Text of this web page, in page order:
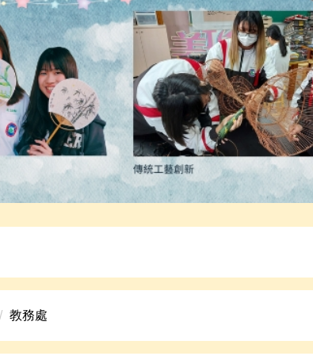
高中美術班招生資訊。
教務處